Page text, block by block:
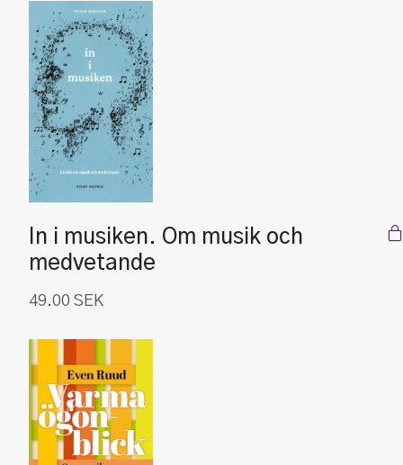
In i musiken. Om musik och
medvetande
49.00 SEK